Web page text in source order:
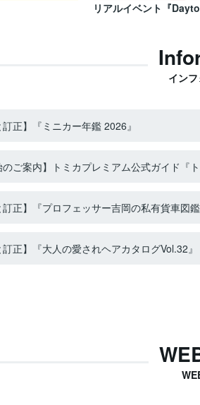
リアルイベント『
イン
訂正】『ミニカー年鑑 2026』
のご案内】トミカプレミアム公式ガイド『
訂正】『プロフェッサー吉岡の私有貨車図
訂正】『大人の愛されヘアカタログVol.32』